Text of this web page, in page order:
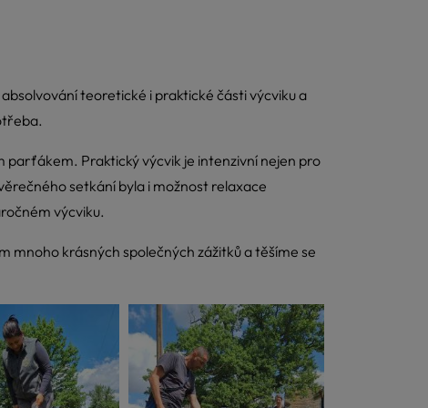
teoretické i praktické části výcviku a
parťákem. Praktický výcvik je intenzivní nejen pro
setkání byla i možnost relaxace
výcviku.
mnoho krásných společných zážitků a těšíme se